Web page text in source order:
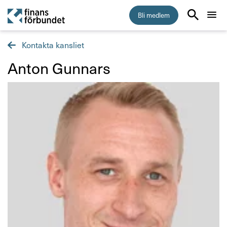
Bli medlem
Medlemskap
Råd & stöd
Om Finansförbundet
Kontakta oss
Organisation och uppdrag
Så hanterar vi dina personuppgifter
Kontakta kansliet
Anton Gunnars